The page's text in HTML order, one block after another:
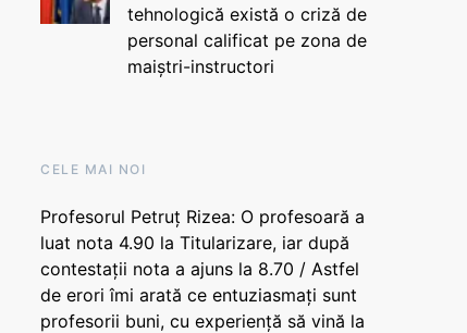
tehnologică există o criză de
personal calificat pe zona de
maiștri-instructori
CELE MAI NOI
Profesorul Petruț Rizea: O profesoară a
luat nota 4.90 la Titularizare, iar după
contestații nota a ajuns la 8.70 / Astfel
de erori îmi arată ce entuziasmați sunt
profesorii buni, cu experiență să vină la